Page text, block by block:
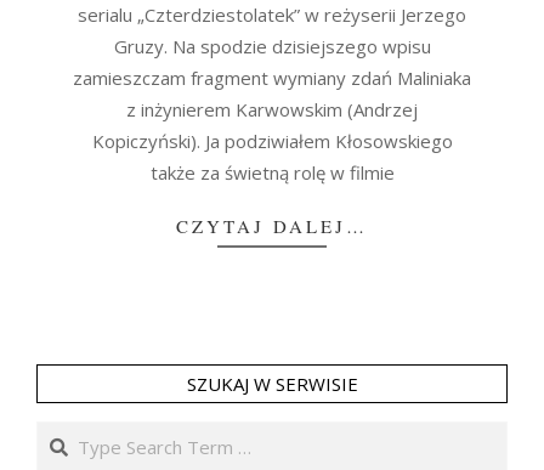
serialu „Czterdziestolatek” w reżyserii Jerzego
Gruzy. Na spodzie dzisiejszego wpisu
zamieszczam fragment wymiany zdań Maliniaka
z inżynierem Karwowskim (Andrzej
Kopiczyński). Ja podziwiałem Kłosowskiego
także za świetną rolę w filmie
CZYTAJ DALEJ…
SZUKAJ W SERWISIE
Search